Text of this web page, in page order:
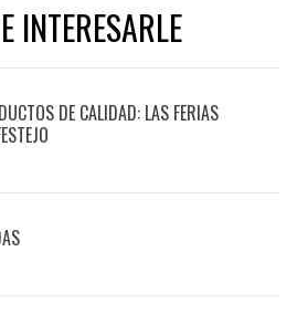
INTERESARLE
DE CALIDAD: LAS FERIAS